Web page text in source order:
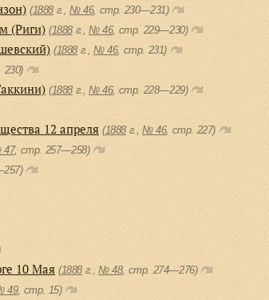
(1888 г.,№ 46, cтр. 230—231)
(Риги) (1888 г.,№ 46, cтр. 229—230)
(1888 г.,№ 46, cтр. 231)
230)
(1888 г.,№ 46, cтр. 228—229)
12 апреля (1888 г.,№ 46, cтр. 227)
, cтр. 257—258)
10 Мая (1888 г.,№ 48, cтр. 274—276)
49, cтр. 15)